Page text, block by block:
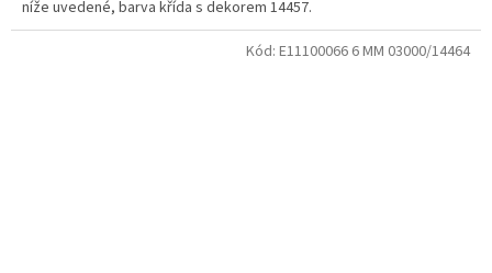
níže uvedené, barva křída s dekorem 14457.
Kód: E11100066 6 MM 03000/14464